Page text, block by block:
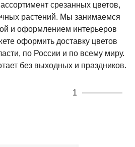
срезанных цветов,
растений. Мы занимаемся
и оформлением интерьеров
оформить доставку цветов
по России и по всему миру.
без выходных и праздников.
1